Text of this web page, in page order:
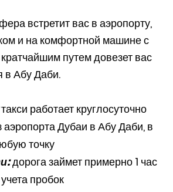
встретит вас в аэропорту,
и на комфортной машине с
путем довезет вас
в Абу Даби.
работает круглосуточно
аэропорта Дубаи в Абу Даби, в
точку
дорога займет примерно 1 час
пробок